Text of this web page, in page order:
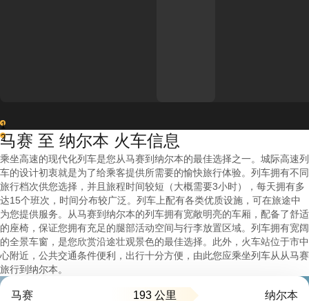
1
2
马赛 至 纳尔本 火车信息
乘坐高速的现代化列车是您从马赛到纳尔本的最佳选择之一。城际高速列
车的设计初衷就是为了给乘客提供所需要的愉快旅行体验。列车拥有不同
旅行档次供您选择，并且旅程时间较短（大概需要3小时），每天拥有多
达15个班次，时间分布较广泛。列车上配有各类优质设施，可在旅途中
为您提供服务。从马赛到纳尔本的列车拥有宽敞明亮的车厢，配备了舒适
的座椅，保证您拥有充足的腿部活动空间与行李放置区域。列车拥有宽阔
的全景车窗，是您欣赏沿途壮观景色的最佳选择。此外，火车站位于市中
心附近，公共交通条件便利，出行十分方便，由此您应乘坐列车从从马赛
旅行到纳尔本。
马赛 193 公里 纳尔本